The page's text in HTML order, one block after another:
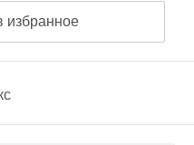
избранное